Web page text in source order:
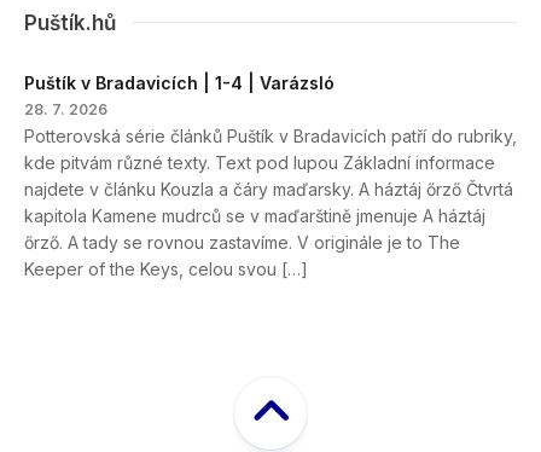
Puštík.hů
Puštík v Bradavicích | 1-4 | Varázsló
28. 7. 2026
Potterovská série článků Puštík v Bradavicích patří do rubriky,
kde pitvám různé texty. Text pod lupou Základní informace
najdete v článku Kouzla a čáry maďarsky. A háztáj őrző Čtvrtá
kapitola Kamene mudrců se v maďarštině jmenuje A háztáj
őrző. A tady se rovnou zastavíme. V originále je to The
Keeper of the Keys, celou svou […]